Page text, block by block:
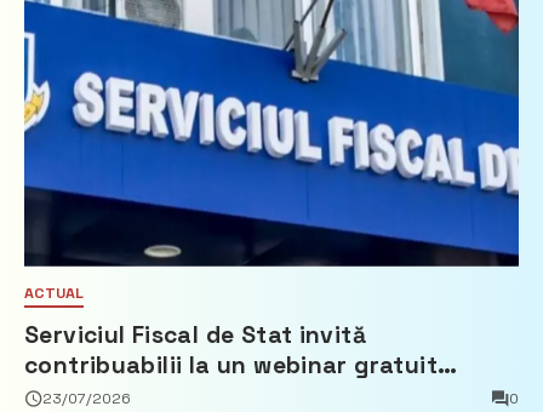
ACTUAL
Serviciul Fiscal de Stat invită
contribuabilii la un webinar gratuit
privind calculul impozitului pe bunurile
23/07/2026 0